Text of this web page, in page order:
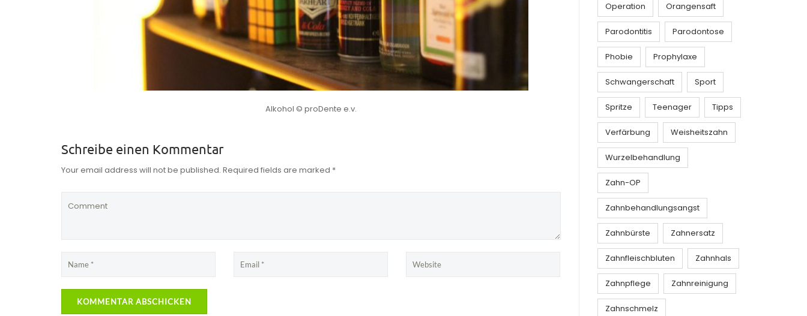
Alkohol © proDente e.v.
Schreibe einen Kommentar
Your email address will not be published. Required fields are marked *
Operation Orangensaft
Parodontitis Parodontose
Phobie Prophylaxe
Schwangerschaft Sport
Spritze Teenager Tipps
Verfärbung Weisheitszahn
Wurzelbehandlung
Zahn-OP
Zahnbehandlungsangst
Zahnbürste Zahnersatz
Zahnfleischbluten Zahnhals
Zahnpflege Zahnreinigung
Zahnschmelz